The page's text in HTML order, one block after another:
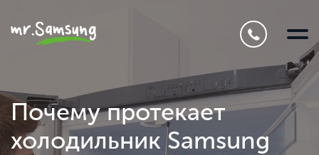
Почему протекает
холодильник Samsung